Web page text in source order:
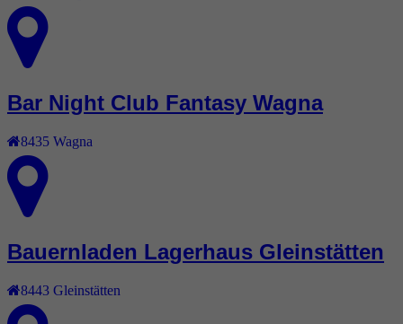
Bar Night Club Fantasy Wagna
8435 Wagna
Bauernladen Lagerhaus Gleinstätten
8443 Gleinstätten